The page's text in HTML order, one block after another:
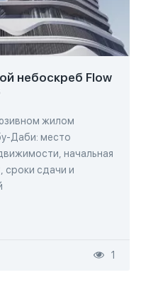
небоскреб Flow
жилом
Даби: место
начальная
сроки сдачи и
1